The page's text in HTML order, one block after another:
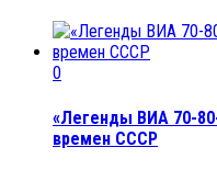
0
«Легенды ВИА 70-
времен СССР